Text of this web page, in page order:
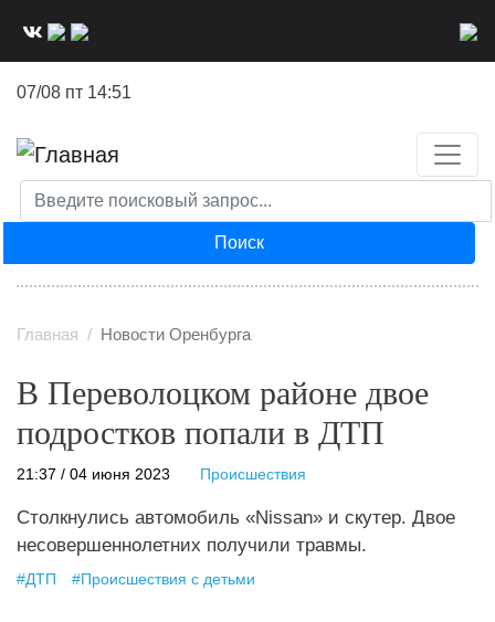
07/08 пт 14:51
Поиск
Главная Новости Оренбурга
В Переволоцком районе двое
подростков попали в ДТП
21:37 / 04 июня 2023 Происшествия
Столкнулись автомобиль «Nissan» и скутер. Двое
несовершеннолетних получили травмы.
#ДТП #Происшествия с детьми